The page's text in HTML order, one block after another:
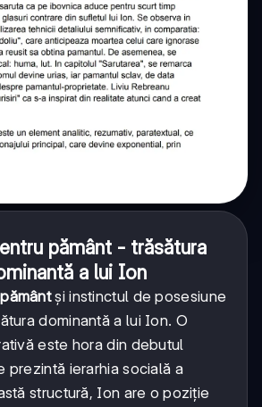
pământ - trăsătura
a lui Ion
și instinctul de posesiune
dominantă a lui Ion. O
este hora din debutul
prezintă ierarhia socială a
structură, Ion are o poziție